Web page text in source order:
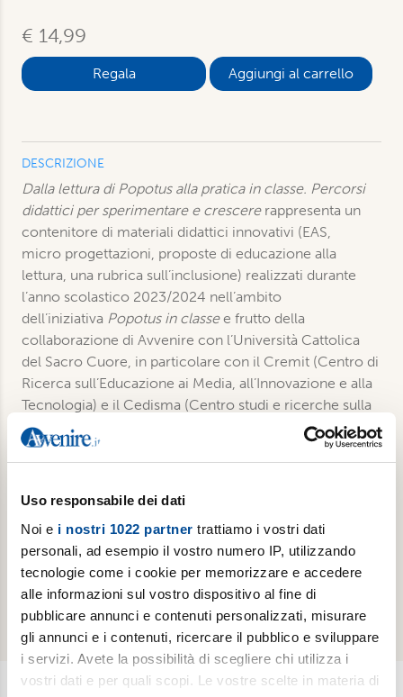
Uso responsabile dei dati
Noi e i nostri 1022 partner trattiamo i vostri dati
personali, ad esempio il vostro numero IP, utilizzando
tecnologie come i cookie per memorizzare e accedere
alle informazioni sul vostro dispositivo al fine di
pubblicare annunci e contenuti personalizzati, misurare
gli annunci e i contenuti, ricercare il pubblico e sviluppare
i servizi. Avete la possibilità di scegliere chi utilizza i
vostri dati e per quali scopi. Le vostre scelte in materia di
€ 14,99
Aggiungi al carrello
DESCRIZIONE
Dalla lettura di Popotus alla pratica in classe. Percorsi
didattici per sperimentare e crescererappresenta un
contenitore di materiali didattici innovativi (EAS,
micro progettazioni, proposte di educazione alla
lettura, una rubrica sull’inclusione) realizzati durante
l’anno scolastico 2023/2024 nell’ambito
dell’iniziativa Popotus in classee frutto della
collaborazione di Avvenire con l’Università Cattolica
del Sacro Cuore, in particolare con il Cremit (Centro di
Ricerca sull’Educazione ai Media, all’Innovazione e alla
Tecnologia) e il Cedisma (Centro studi e ricerche sulla
disabilità e marginalità).
Dettagli
Formato: E-book
Pagine: 139
Pubblicazione: 2024
ISBN: 9788899411060